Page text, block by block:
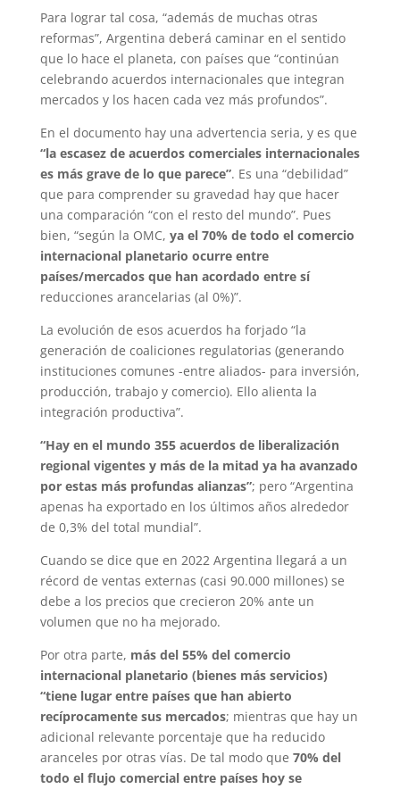
Para lograr tal cosa, “además de muchas otras
reformas”, Argentina deberá caminar en el sentido
que lo hace el planeta, con países que “continúan
celebrando acuerdos internacionales que integran
mercados y los hacen cada vez más profundos”.
En el documento hay una advertencia seria, y es que
“la escasez de acuerdos comerciales internacionales
es más grave de lo que parece”. Es una “debilidad”
que para comprender su gravedad hay que hacer
una comparación “con el resto del mundo”. Pues
bien, “según la OMC, ya el 70% de todo el comercio
internacional planetario ocurre entre
países/mercados que han acordado entre sí
reducciones arancelarias (al 0%)”.
La evolución de esos acuerdos ha forjado “la
generación de coaliciones regulatorias (generando
instituciones comunes -entre aliados- para inversión,
producción, trabajo y comercio). Ello alienta la
integración productiva”.
“Hay en el mundo 355 acuerdos de liberalización
regional vigentes y más de la mitad ya ha avanzado
por estas más profundas alianzas”; pero “Argentina
apenas ha exportado en los últimos años alrededor
de 0,3% del total mundial”.
Cuando se dice que en 2022 Argentina llegará a un
récord de ventas externas (casi 90.000 millones) se
debe a los precios que crecieron 20% ante un
volumen que no ha mejorado.
Por otra parte, más del 55% del comercio
internacional planetario (bienes más servicios)
“tiene lugar entre países que han abierto
recíprocamente sus mercados; mientras que hay un
adicional relevante porcentaje que ha reducido
aranceles por otras vías. De tal modo que 70% del
todo el flujo comercial entre países hoy se